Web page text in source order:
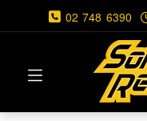
02 748 6390